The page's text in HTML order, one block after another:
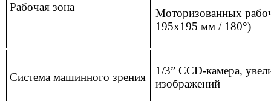
Рабочая зона
Моторизованных
195х195 мм / 180°)
Система машинного зрения
1/3” CCD-камера,
изображений